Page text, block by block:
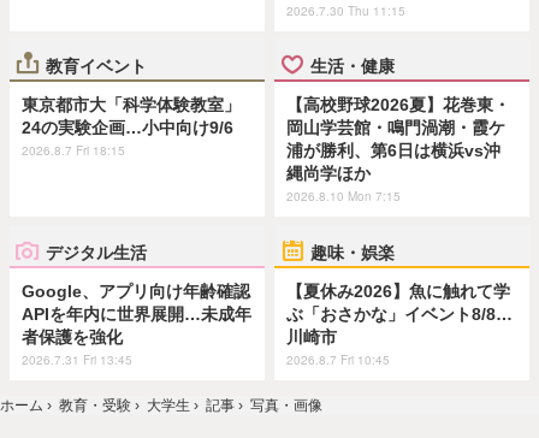
2026.7.30 Thu 11:15
教育イベント
東京都市大「科学体験教室」
24の実験企画…小中向け9/6
2026.8.7 Fri 18:15
生活・健康
【高校野球2026夏】花巻東・
岡山学芸館・鳴門渦潮・霞ケ
浦が勝利、第6日は横浜vs沖
縄尚学ほか
2026.8.10 Mon 7:15
デジタル生活
Google、アプリ向け年齢確認
APIを年内に世界展開…未成年
者保護を強化
2026.7.31 Fri 13:45
趣味・娯楽
【夏休み2026】魚に触れて学
ぶ「おさかな」イベント8/8…
川崎市
2026.8.7 Fri 10:45
ホーム › 教育・受験 › 大学生 › 記事 › 写真・画像